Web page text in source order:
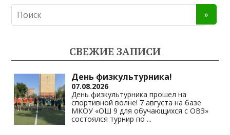
o
as
s
ni
ki
gr
a
m
s
A
p
p
y
Li
n
k
СВЕЖИЕ ЗАПИСИ
День физкультурника!
07.08.2026
День физкультурника прошел на
спортивной волне! 7 августа на базе
МКОУ «ОШ 9 для обучающихся с ОВЗ»
состоялся турнир по ...